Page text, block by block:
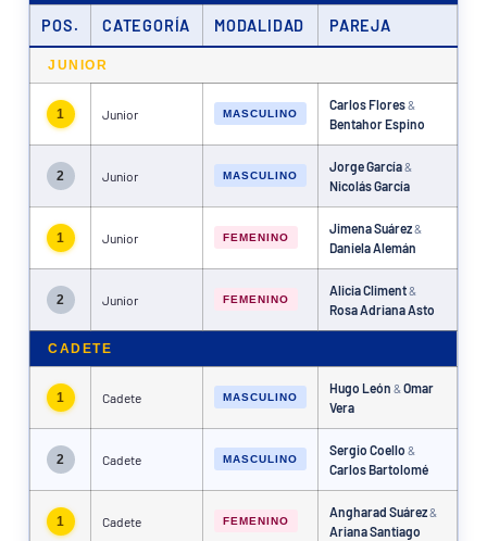
POS. CATEGORÍA MODALIDAD PAREJA
JUNIOR
1 Junior MASCULINO
Carlos Flores&
Bentahor Espino
2 Junior MASCULINO
Jorge García&
Nicolás García
1 Junior FEMENINO
Jimena Suárez&
Daniela Alemán
2 Junior FEMENINO
Alicia Climent&
Rosa Adriana Asto
CADETE
1 Cadete MASCULINO
Hugo León &Omar
Vera
2 Cadete MASCULINO
Sergio Coello &
Carlos Bartolomé
1 Cadete FEMENINO
Angharad Suárez&
Ariana Santiago